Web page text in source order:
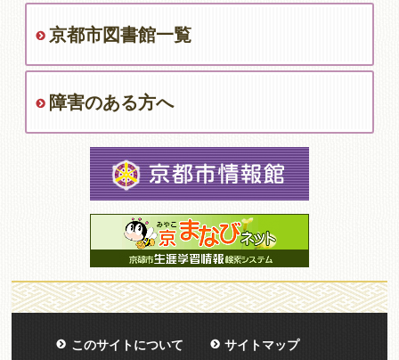
京都市図書館一覧
障害のある方へ
このサイトについて サイトマップ